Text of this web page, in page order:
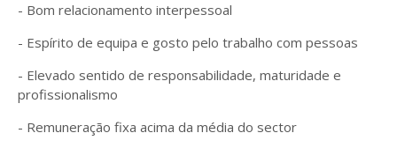
- Bom relacionamento interpessoal
- Espírito de equipa e gosto pelo trabalho com pessoas
- Elevado sentido de responsabilidade, maturidade e
profissionalismo
- Remuneração fixa acima da média do sector